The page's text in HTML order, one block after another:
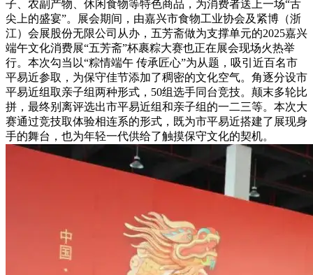
子、农副产物、休闲食物等特色商品，为消费者送上一场“舌
尖上的盛宴”。展会期间，由嘉兴市食物工业协会及紧博（浙
江）会展股份无限公司从办，五芳斋做为支撑单元的2025嘉兴
端午文化消费展“五芳斋”杯裹粽大赛也正在展会现场火热举
行。本次勾当以“粽情端午 传承匠心”为从题，吸引近百名市
平易近参取，为保守佳节添加了稠密的文化空气。角逐分设市
平易近组取亲子组两种形式，50组选手同台竞技。颠末多轮比
拼，最终别离评选出市平易近组和亲子组的一二三等。本次大
赛通过竞技取体验相连系的形式，既为市平易近搭建了展现身
手的舞台，也为年轻一代供给了触摸保守文化的契机。